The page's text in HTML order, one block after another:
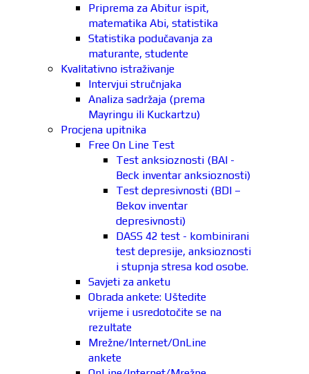
Priprema za Abitur ispit,
matematika Abi, statistika
Statistika podučavanja za
maturante, studente
Kvalitativno istraživanje
Intervjui stručnjaka
Analiza sadržaja (prema
Mayringu ili Kuckartzu)
Procjena upitnika
Free On Line Test
Test anksioznosti (BAI -
Beck inventar anksioznosti)
Test depresivnosti (BDI –
Bekov inventar
depresivnosti)
DASS 42 test - kombinirani
test depresije, anksioznosti
i stupnja stresa kod osobe.
Savjeti za anketu
Obrada ankete: Uštedite
vrijeme i usredotočite se na
rezultate
Mrežne/Internet/OnLine
ankete